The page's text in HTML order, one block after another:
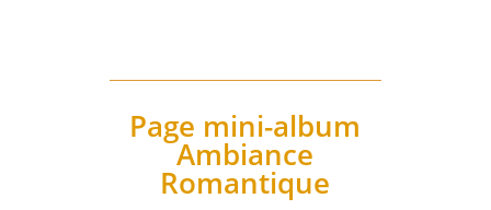
Page mini-album
Ambiance
Romantique